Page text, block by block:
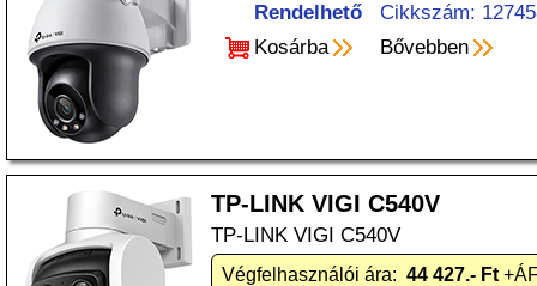
Rendelhető
Cikkszám:
Kosárba
Bővebben
TP-LINK VIGI C540V
TP-LINK VIGI C540V
Végfelhasználói ára: 44 427.- Ft